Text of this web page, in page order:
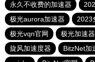
永久不收费的加速器
极光aurora加速器
2023
极光vqn官网
极光加速器
旋风加速度器
BitzNet加